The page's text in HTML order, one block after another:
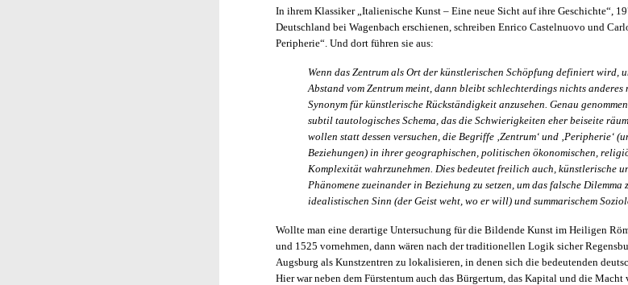
In ihrem Klassiker „Italienische Kunst – Eine neue Sicht auf ihre Geschichte“,
Deutschland bei Wagenbach erschienen, schreiben Enrico Castelnuovo und
Peripherie“. Und dort führen sie aus:
Wenn das Zentrum als Ort der künstlerischen Schöpfung definiert wird,
Abstand vom Zentrum meint, dann bleibt schlechterdings nichts
Synonym für künstlerische Rückständigkeit anzusehen. Genau
subtil tautologisches Schema, das die Schwierigkeiten eher beiseite
wollen statt dessen versuchen, die Begriffe ‚Zentrum‘ und ‚Peripherie‘
Beziehungen) in ihrer geographischen, politischen ökonomischen,
Komplexität wahrzunehmen. Dies bedeutet freilich auch, künstlerische
Phänomene zueinander in Beziehung zu setzen, um das falsche
idealistischen Sinn (der Geist weht, wo er will) und summarischem
Wollte man eine derartige Untersuchung für die Bildende Kunst im Heiligen
und 1525 vornehmen, dann wären nach der traditionellen Logik sicher
Augsburg als Kunstzentren zu lokalisieren, in denen sich die bedeutenden
Hier war neben dem Für­stentum auch das Bürgertum, das Kapital und die Macht